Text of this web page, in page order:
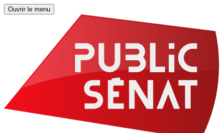
Ouvrir le menu